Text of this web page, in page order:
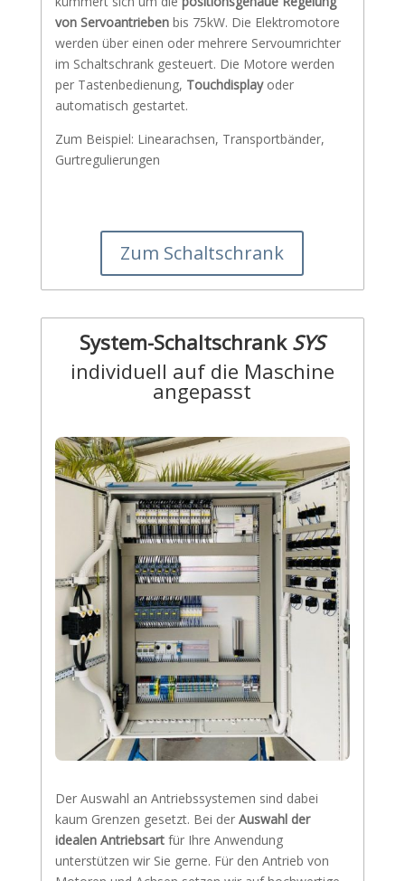
von Servoantriebenbis 75kW. Die Elektromotore
werden über einen oder mehrere Servoumrichter
im Schaltschrank gesteuert. Die Motore werden
per Tastenbedienung, Touchdisplayoder
automatisch gestartet.
Zum Beispiel: Linearachsen, Transportbänder,
Gurtregulierungen
Zum Schaltschrank
System-Schaltschrank SYS
individuell auf die Maschine
angepasst
Der Auswahl an Antriebssystemen sind dabei
kaum Grenzen gesetzt. Bei derAuswahl der
idealen Antriebsartfür Ihre Anwendung
unterstützen wir Sie gerne. Für den Antrieb von